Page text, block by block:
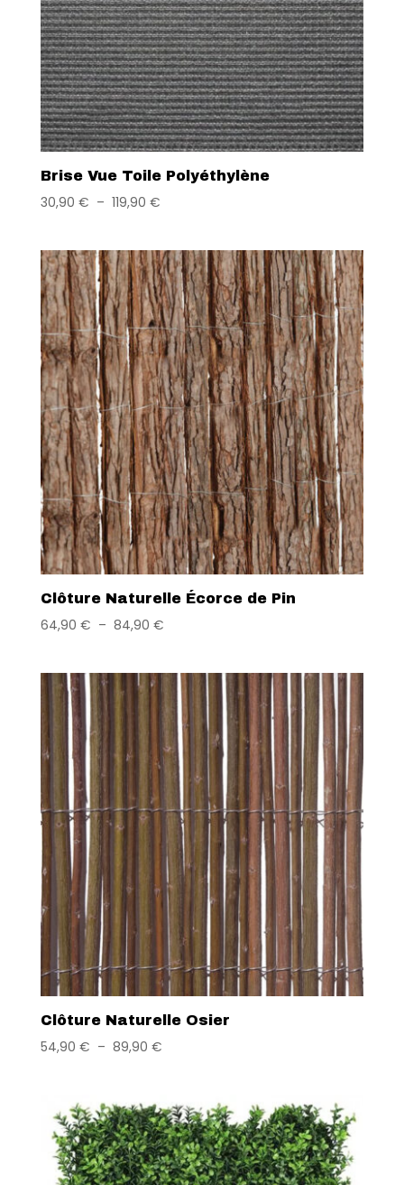
Brise Vue Toile Polyéthylène
30,90 € – 119,90 €
Clôture Naturelle Écorce de Pin
64,90 € – 84,90 €
Clôture Naturelle Osier
54,90 € – 89,90 €